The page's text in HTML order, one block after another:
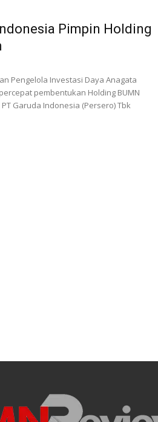
Pimpin Holding
Pengelola Investasi Daya Anagata
pembentukan Holding BUMN
Garuda Indonesia (Persero) Tbk